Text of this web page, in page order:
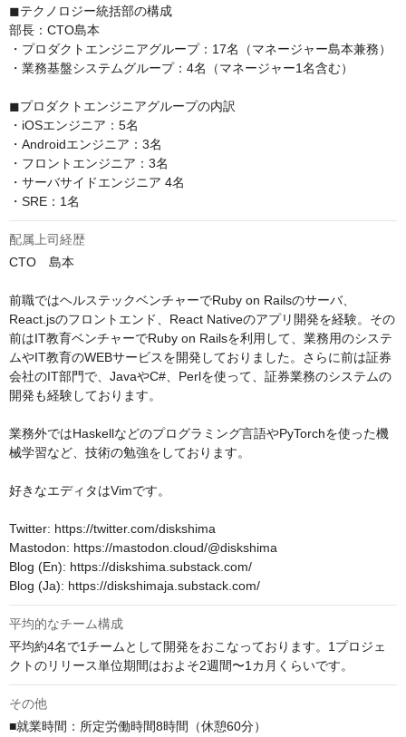
◼︎テクノロジー統括部の構成
部長：CTO島本
・プロダクトエンジニアグループ：17名（マネージャー島本兼務）
・業務基盤システムグループ：4名（マネージャー1名含む）
◼︎プロダクトエンジニアグループの内訳
・iOSエンジニア：5名
・Androidエンジニア：3名
・フロントエンジニア：3名
・サーバサイドエンジニア 4名
・SRE：1名
配属上司経歴
CTO　島本
前職ではヘルステックベンチャーでRuby on Railsのサーバ、
React.jsのフロントエンド、React Nativeのアプリ開発を経験。その
前はIT教育ベンチャーでRuby on Railsを利用して、業務用のシステ
ムやIT教育のWEBサービスを開発しておりました。さらに前は証券
会社のIT部門で、JavaやC#、Perlを使って、証券業務のシステムの
開発も経験しております。
業務外ではHaskellなどのプログラミング言語やPyTorchを使った機
械学習など、技術の勉強をしております。
好きなエディタはVimです。
Twitter: https://twitter.com/diskshima
Mastodon: https://mastodon.cloud/@diskshima
Blog (En): https://diskshima.substack.com/
Blog (Ja): https://diskshimaja.substack.com/
平均的なチーム構成
平均約4名で1チームとして開発をおこなっております。1プロジェ
クトのリリース単位期間はおよそ2週間〜1カ月くらいです。
その他
■就業時間：所定労働時間8時間（休憩60分）